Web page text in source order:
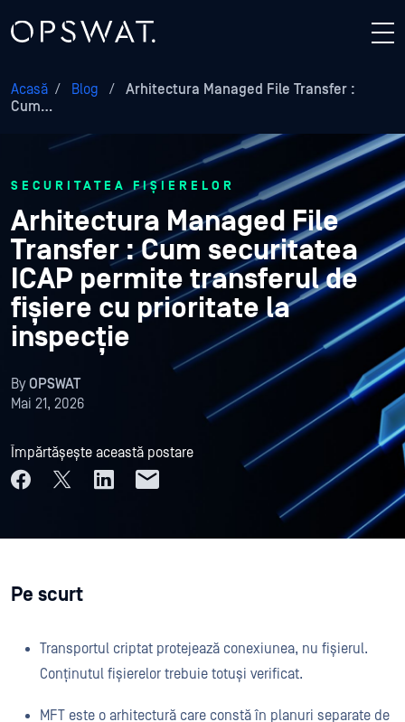
Acasă / Blog /
Arhitectura Managed File Transfer :
Cum…
SECURITATEA FIȘIERELOR
Arhitectura Managed File
Transfer : Cum securitatea
ICAP permite transferul de
fișiere cu prioritate la
inspecție
ByOPSWAT
Mai 21, 2026
Împărtășește această postare
Pe scurt
Transportul criptat protejează conexiunea, nu fișierul.
Conținutul fișierelor trebuie totuși verificat.
MFT este o arhitectură care constă în planuri separate de